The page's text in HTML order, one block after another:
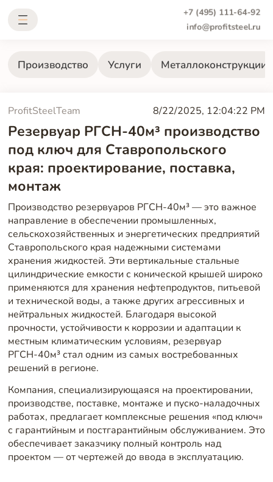
+7 (495) 111-64-92
info@profitsteel.ru
Производство Услуги Металлоконструкции
ProfitSteelTeam 8/22/2025, 12:04:22 PM
Резервуар РГСН-40м³ производство
под ключ для Ставропольского
края: проектирование, поставка,
монтаж
Производство резервуаров РГСН-40м³ — это важное
направление в обеспечении промышленных,
сельскохозяйственных и энергетических предприятий
Ставропольского края надежными системами
хранения жидкостей. Эти вертикальные стальные
цилиндрические емкости с конической крышей широко
применяются для хранения нефтепродуктов, питьевой
и технической воды, а также других агрессивных и
нейтральных жидкостей. Благодаря высокой
прочности, устойчивости к коррозии и адаптации к
местным климатическим условиям, резервуар
РГСН-40м³ стал одним из самых востребованных
решений в регионе.
Компания, специализирующаяся на проектировании,
производстве, поставке, монтаже и пуско-наладочных
работах, предлагает комплексные решения «под ключ»
с гарантийным и постгарантийным обслуживанием. Это
обеспечивает заказчику полный контроль над
проектом — от чертежей до ввода в эксплуатацию.